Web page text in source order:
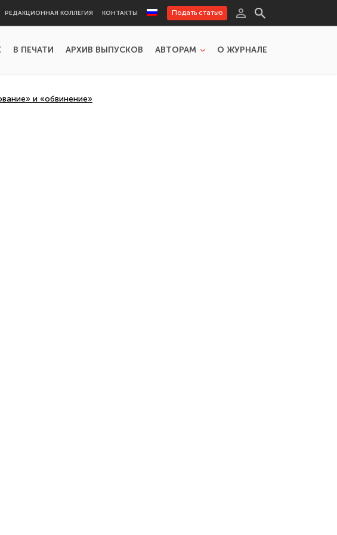
РЕДАКЦИОННАЯ КОЛЛЕГИЯ КОНТАКТЫ Подать статью
В ПЕЧАТИ АРХИВ ВЫПУСКОВ АВТОРАМ О ЖУРНАЛЕ
и «обвинение»